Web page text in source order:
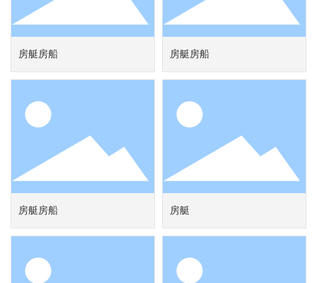
房艇房船 房艇房船
房艇房船 房艇